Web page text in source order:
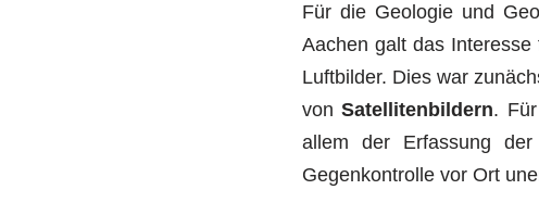
Für die Geologie und
Aachen galt das Interesse
Luftbilder. Dies war
vonSatellitenbildern.
allem der Erfassung
Gegenkontrolle vor Ort